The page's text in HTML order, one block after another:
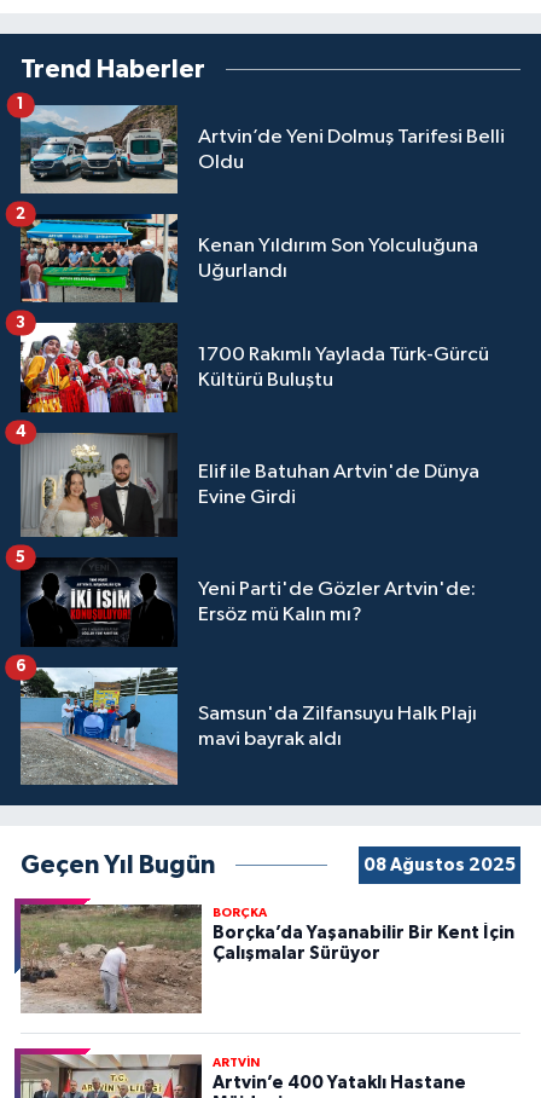
Trend Haberler
Artvin’de Yeni Dolmuş Tarifesi Belli
Oldu
Kenan Yıldırım Son Yolculuğuna
Uğurlandı
2
1700 Rakımlı Yaylada Türk-Gürcü
Kültürü Buluştu
3
Elif ile Batuhan Artvin'de Dünya
Evine Girdi
4
Yeni Parti'de Gözler Artvin'de:
Ersöz mü Kalın mı?
5
Samsun'da Zilfansuyu Halk Plajı
mavi bayrak aldı
6
Geçen Yıl Bugün 08 Ağustos 2025
BORÇKA
Borçka’da Yaşanabilir Bir Kent İçin
Çalışmalar Sürüyor
ARTVİN
Artvin’e 400 Yataklı Hastane